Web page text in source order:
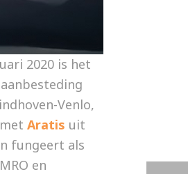
2020 is het
Venlo,
Aratis uit
fungeert als
en